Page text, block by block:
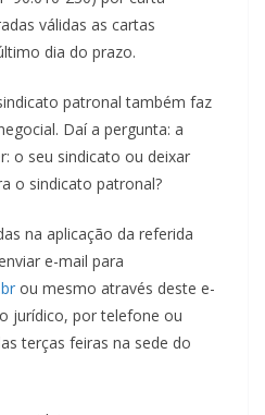
válidas as cartas
dia do prazo.
patronal também faz
Daí a pergunta: a
o seu sindicato ou deixar
o sindicato patronal?
na aplicação da referida
e-mail para
ou mesmo através deste e-
jurídico, por telefone ou
terças feiras na sede do